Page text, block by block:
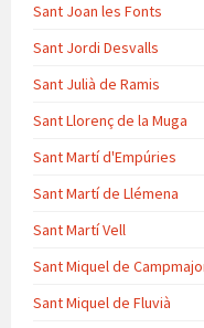
Sant Joan les Fonts
Sant Jordi Desvalls
Sant Julià de Ramis
Sant Llorenç de la Muga
Sant Martí d'Empúries
Sant Martí de Llémena
Sant Martí Vell
Sant Miquel de
Sant Miquel de Fluvià